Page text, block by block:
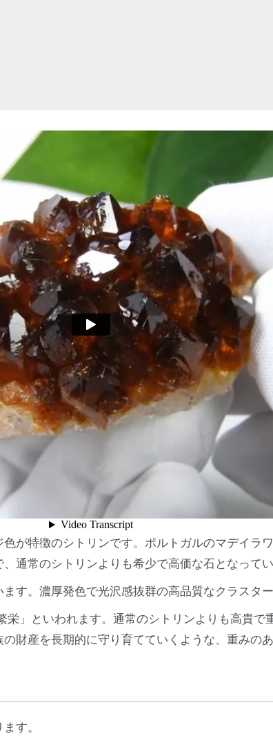
が特徴のシトリンです。ポルトガルのマデイラ
通常のシトリンよりも希少で高価な石となってい
す。濃厚発色で光沢感抜群の高品質なクラスター
」といわれます。通常のシトリンよりも高貴で
財産を長期的に守り育てていくような、重みの
す。